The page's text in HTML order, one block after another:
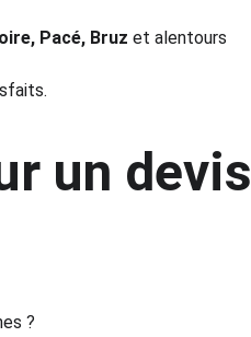
Pacé, Bruz et alentours
un devis
?